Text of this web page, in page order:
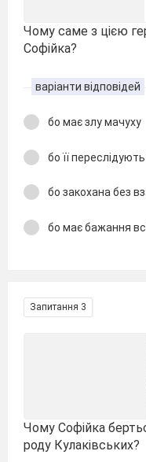
Чому саме з цією
Софійка?
варіанти відповідей
бо має злу мачуху
бо її
бо закохана без
бо має бажання
Запитання 3
Чому Софійка
роду Кулаківських?